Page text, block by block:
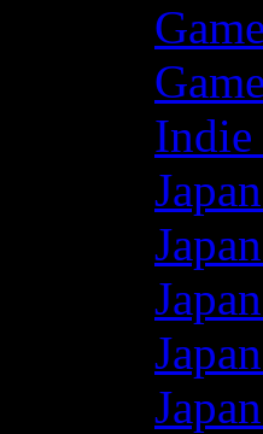
Indie